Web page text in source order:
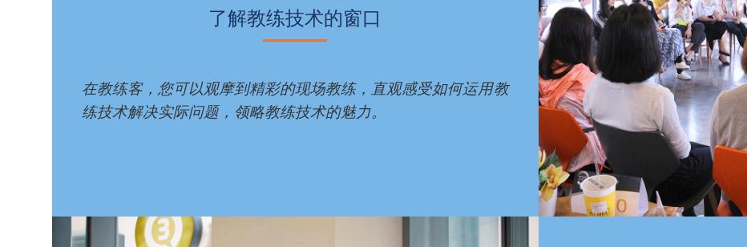
了解教练技术的窗口
在教练客，您可以观摩到精彩的现场教练，直观感受如何运用教
练技术解决实际问题，领略教练技术的魅力。